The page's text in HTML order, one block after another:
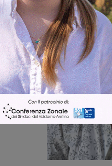
Ultime Notizie